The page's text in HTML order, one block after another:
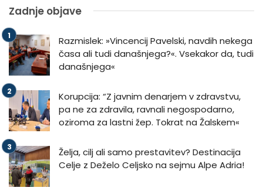
Zadnje objave
Razmislek: »Vincencij Pavelski, navdih nekega
časa ali tudi današnjega?«. Vsekakor da, tudi
današnjega«
Korupcija: “Z javnim denarjem v zdravstvu,
pa ne za zdravila, ravnali negospodarno,
oziroma za lastni žep. Tokrat na Žalskem«
Želja, cilj ali samo prestavitev? Destinacija
Celje z Deželo Celjsko na sejmu Alpe Adria!